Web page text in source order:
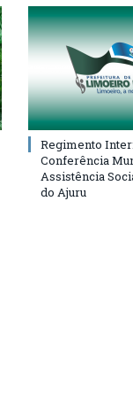
Regimento
Conferência
Assistência
do Ajuru